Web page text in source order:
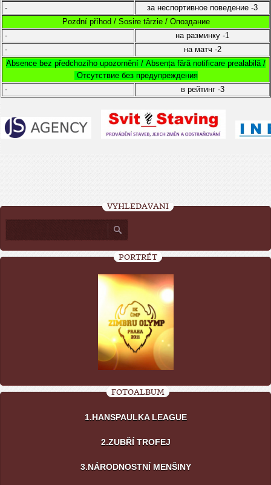
-
за неспортивное поведение -3
Pozdní příhod / Sosire târzie / Опоздание
-
на разминку -1
-
на матч -2
Absence bez předchozího upozornění / Absența fără notificare prealabilă /
Отсутствие без предупреждения
-
в рейтинг -3
VYHLEDÁVÁNÍ
PORTRÉT
FOTOALBUM
1.HANSPAULKA LEAGUE
2.ZUBŘÍ TROFEJ
3.NÁRODNOSTNÍ MENŠINY